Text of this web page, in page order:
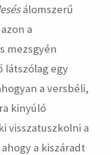
álomszerű
a
mezsgyén
látszólag egy
a versbéli,
kinyúló
visszatuszkolni a
a kiszáradt